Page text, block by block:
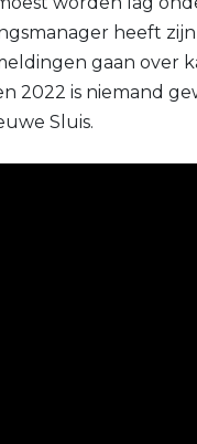
heeft
gaan over
2022 is niemand
Sluis.